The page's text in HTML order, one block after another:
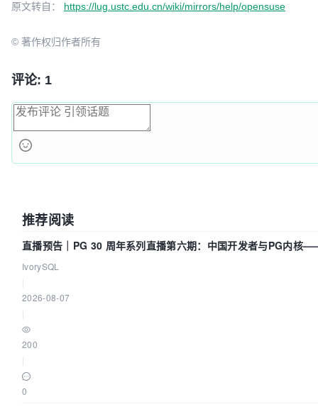
原文转自： https://lug.ustc.edu.cn/wiki/mirrors/help/opensuse
© 著作权归作者所有
评论: 1
推荐阅读
直播预告｜PG 30 周年系列直播第六期：中国开发者与PG内核
了什么？
IvorySQL
2026-08-07
200
0